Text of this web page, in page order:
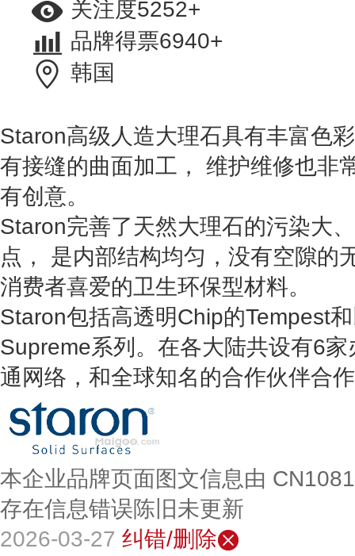
关注度5252+
品牌得票6940+
韩国
Staron高级人造大理石具有丰富色
有接缝的曲面加工， 维护维修也非
有创意。
Staron完善了天然大理石的污染大
点， 是内部结构均匀，没有空隙的
消费者喜爱的卫生环保型材料。
Staron包括高透明Chip的Tempest
Supreme系列。在各大陆共设有6
通网络，和全球知名的合作伙伴合
本企业品牌页面图文信息由
存在信息错误陈旧未更新
2026-03-27 纠错/删除